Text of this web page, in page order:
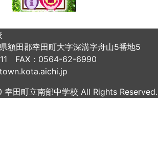
田郡幸田町大字深溝字舟山5番地5
FAX：0564-62-6990
田町立南部中学校 All Rights Reserved.